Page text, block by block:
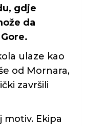
gdje
da
ulaze kao
od Mornara,
završili
motiv. Ekipa